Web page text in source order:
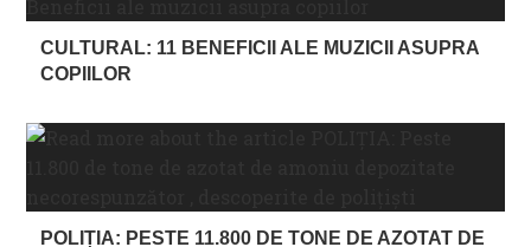
CULTURAL: 11 BENEFICII ALE MUZICII ASUPRA
COPIILOR
POLIȚIA: PESTE 11.800 DE TONE DE AZOTAT DE